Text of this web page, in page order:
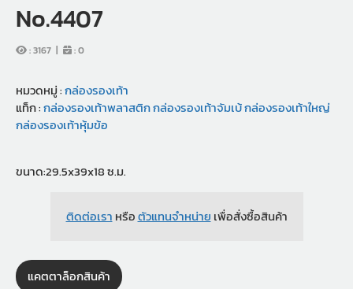
No.4407
:3167 | :0
หมวดหมู่ :กล่องรองเท้า
แท็ก :กล่องรองเท้าพลาสติกกล่องรองเท้าจัมเบ้กล่องรองเท้าใหญ่
กล่องรองเท้าหุ้มข้อ
ขนาด:29.5x39x18 ซ.ม.
ติดต่อเรา หรือตัวแทนจำหน่าย เพื่อสั่งซื้อสินค้า
แคตตาล็อกสินค้า